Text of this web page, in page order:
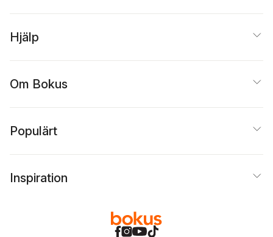
Hjälp
Om Bokus
Populärt
Inspiration